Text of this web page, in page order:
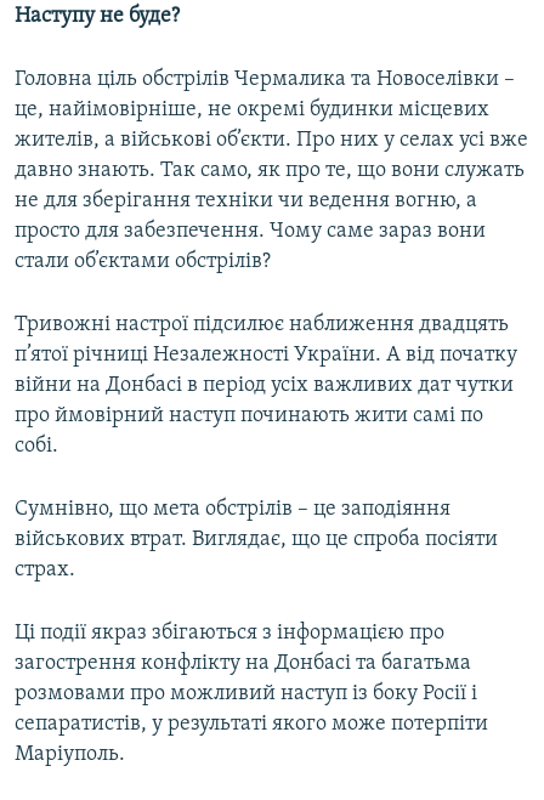
Наступу не буде?
Головна ціль обстрілів Чермалика та Новоселівки –
це, найімовірніше, не окремі будинки місцевих
жителів, а військові об’єкти. Про них у селах усі вже
давно знають. Так само, як про те, що вони служать
не для зберігання техніки чи ведення вогню, а
просто для забезпечення. Чому саме зараз вони
стали об’єктами обстрілів?
Тривожні настрої підсилює наближення двадцять
п’ятої річниці Незалежності України. А від початку
війни на Донбасі в період усіх важливих дат чутки
про ймовірний наступ починають жити самі по
собі.
Сумнівно, що мета обстрілів – це заподіяння
військових втрат. Виглядає, що це спроба посіяти
страх.
Ці події якраз збігаються з інформацією про
загострення конфлікту на Донбасі та багатьма
розмовами про можливий наступ із боку Росії і
сепаратистів, у результаті якого може потерпіти
Маріуполь.